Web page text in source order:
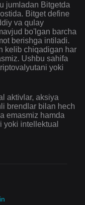
jumladan Bitgetda
Bitget define
va qulay
bo'lgan barcha
berishga intiladi.
kelib chiqadigan har
Ushbu sahifa
yoki
aktivlar, aksiya
brendlar bilan hech
emasmiz hamda
yoki intellektual